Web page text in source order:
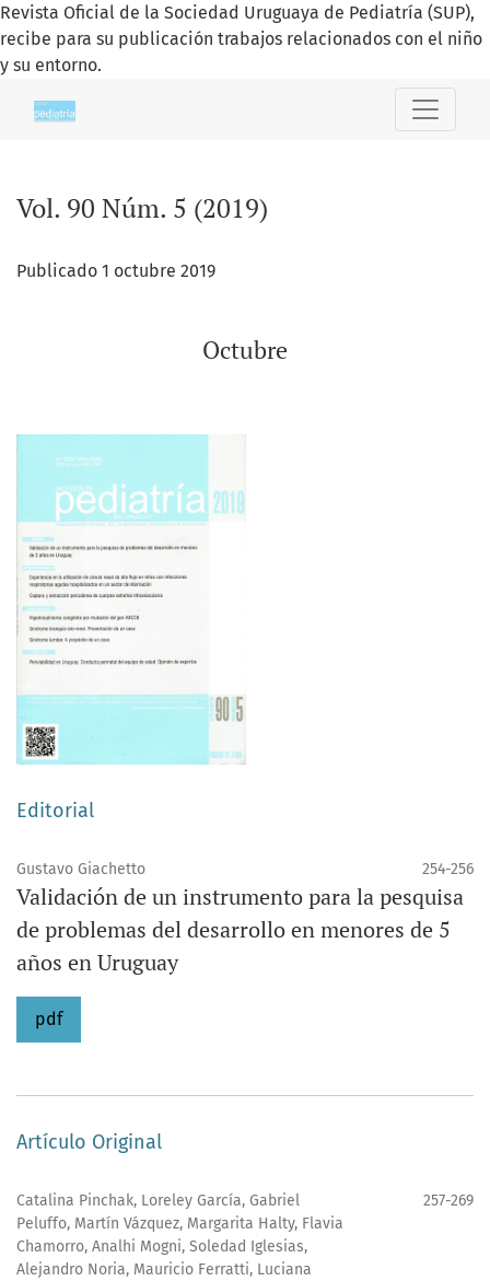
Revista Oficial de la Sociedad Uruguaya de Pediatría (SUP),
recibe para su publicación trabajos relacionados con el niño
y su entorno.
Vol. 90 Núm. 5 (2019)
Publicado 1 octubre 2019
Octubre
Editorial
Gustavo Giachetto 254-256
Validación de un instrumento para la pesquisa
de problemas del desarrollo en menores de 5
años en Uruguay
pdf
Artículo Original
Catalina Pinchak, Loreley García, Gabriel
Peluffo, Martín Vázquez, Margarita Halty, Flavia
Chamorro, Analhi Mogni, Soledad Iglesias,
Alejandro Noria, Mauricio Ferratti, Luciana
257-269